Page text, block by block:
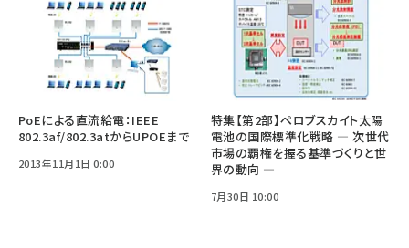
PoEによる直流給電：IEEE
802.3af/802.3atからUPOEまで
2013年11月1日 0:00
特集【第2部】ペロブスカイト太陽
電池の国際標準化戦略 ― 次世代
市場の覇権を握る基準づくりと世
界の動向 ―
7月30日 10:00